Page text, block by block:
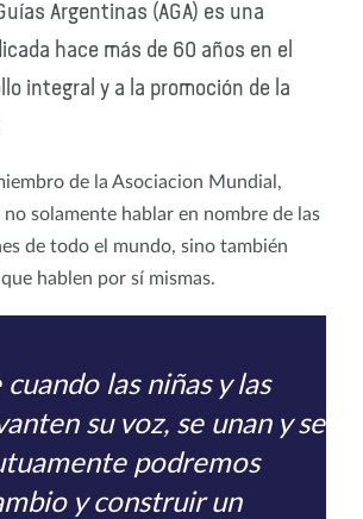
Argentinas (AGA) es una
hace más de 60 años en el
integral y a la promoción de la
de la Asociacion Mundial,
solamente hablar en nombre de las
de todo el mundo, sino también
hablen por sí mismas.
las niñas y las
su voz, se unan y se
podremos
y construir un